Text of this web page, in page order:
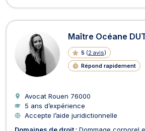
Maître Océane
5 (2 avis)
Répond rapidement
Avocat Rouen 76000
5 ans d’expérience
Accepte l’aide juridictionnelle